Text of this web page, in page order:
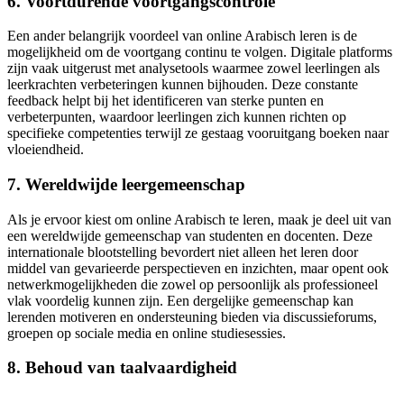
Een ander belangrijk voordeel van online Arabisch leren is de
mogelijkheid om de voortgang continu te volgen. Digitale platforms
zijn vaak uitgerust met analysetools waarmee zowel leerlingen als
leerkrachten verbeteringen kunnen bijhouden. Deze constante
feedback helpt bij het identificeren van sterke punten en
verbeterpunten, waardoor leerlingen zich kunnen richten op
specifieke competenties terwijl ze gestaag vooruitgang boeken naar
vloeiendheid.
7. Wereldwijde leergemeenschap
Als je ervoor kiest om online Arabisch te leren, maak je deel uit van
een wereldwijde gemeenschap van studenten en docenten. Deze
internationale blootstelling bevordert niet alleen het leren door
middel van gevarieerde perspectieven en inzichten, maar opent ook
netwerkmogelijkheden die zowel op persoonlijk als professioneel
vlak voordelig kunnen zijn. Een dergelijke gemeenschap kan
lerenden motiveren en ondersteuning bieden via discussieforums,
groepen op sociale media en online studiesessies.
8. Behoud van taalvaardigheid